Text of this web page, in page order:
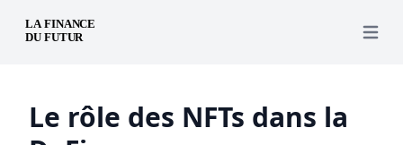
Open
Le rôle des NFTs dans la